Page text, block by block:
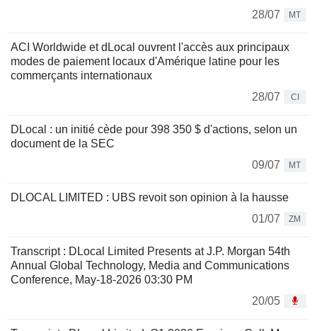
28/07
MT
ACI Worldwide et dLocal ouvrent l'accès aux principaux
modes de paiement locaux d'Amérique latine pour les
commerçants internationaux
28/07
CI
DLocal : un initié cède pour 398 350 $ d'actions, selon un
document de la SEC
09/07
MT
DLOCAL LIMITED : UBS revoit son opinion à la hausse
01/07
ZM
Transcript : DLocal Limited Presents at J.P. Morgan 54th
Annual Global Technology, Media and Communications
Conference, May-18-2026 03:30 PM
20/05